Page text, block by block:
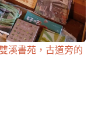
溪書苑，古道旁的